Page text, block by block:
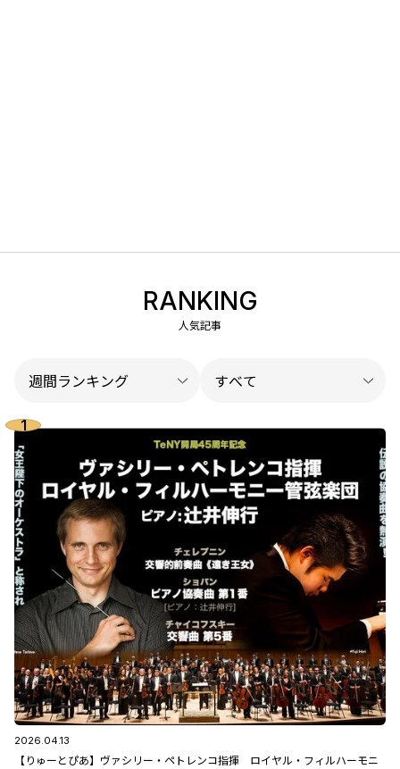
RANKING
人気記事
2026.04.13
【りゅーとぴあ】ヴァシリー・ペトレンコ指揮 ロイヤル・フィルハーモニ